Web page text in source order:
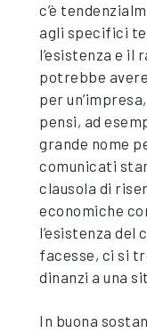
c’è
agli specifici
l’esistenza e il
potrebbe
per
pensi, ad
grande nome
comunicati
clausola di
economiche
l’esistenza
facesse, ci si
dinanzi a una
In buona